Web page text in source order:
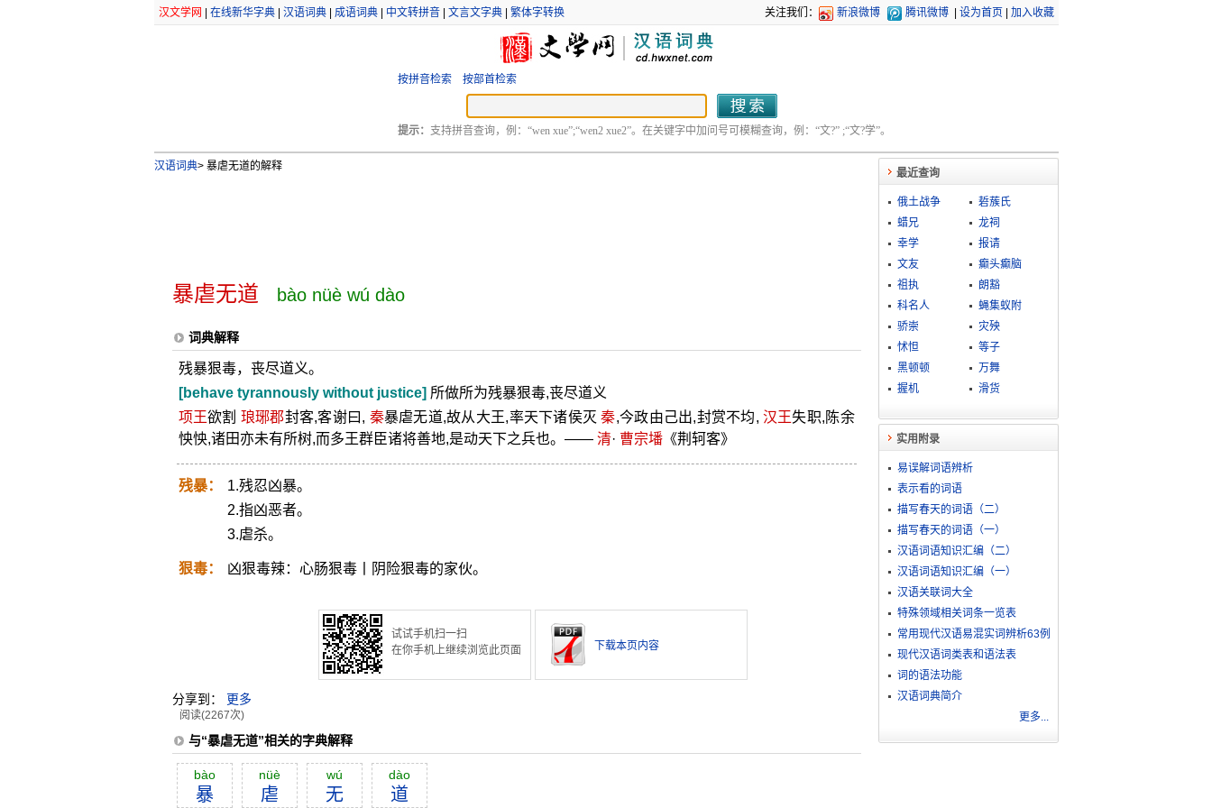
汉文学网 在线新华字典| 汉语词典| 成语词典| 中文转拼音| 文言文字典| 繁体字转换 关注我们： 新浪微博 腾讯微博 设为首页 加入收藏
按拼音检索 按部首检索
提示： 支持拼音查询，例：“wen xue”;“wen2 xue2”。在关键字中加问号可模糊查询，例：“文?” ;“文?学”。
汉语词典>暴虐无道的解释
暴虐无道 bào nüè wú dào
词典解释
残暴狠毒，丧尽道义。
[behave tyrannously without justice] 所做所为残暴狠毒,丧尽道义
项王欲割 琅琊郡封客,客谢曰, 秦暴虐无道,故从大王,率天下诸侯灭秦,今政由己出,封赏不均, 汉王失职,陈余
怏怏,诸田亦未有所树,而多王群臣诸将善地,是动天下之兵也。—— 清· 曹宗墦《荆轲客》
残暴：
1.残忍凶暴。
2.指凶恶者。
3.虐杀。
狠毒： 凶狠毒辣：心肠狠毒丨阴险狠毒的家伙。
试试手机扫一扫
在你手机上继续浏览此页面
下载本页内容
分享到： 更多
阅读(2267次)
与“暴虐无道”相关的字典解释
bào
暴
nüè
虐
wú
无
dào
道
最近查询
俄土战争
硩蔟氏
蜡兄
龙祠
幸学
报请
文友
癫头癫脑
祖执
朗豁
科名人
蝇集蚁附
骄崇
灾殃
怵怛
等子
黑顿顿
万舞
握机
滑货
实用附录
易误解词语辨析
表示看的词语
描写春天的词语（二）
描写春天的词语（一）
汉语词语知识汇编（二）
汉语词语知识汇编（一）
汉语关联词大全
特殊领域相关词条一览表
常用现代汉语易混实词辨析63例
现代汉语词类表和语法表
词的语法功能
汉语词典简介
更多...